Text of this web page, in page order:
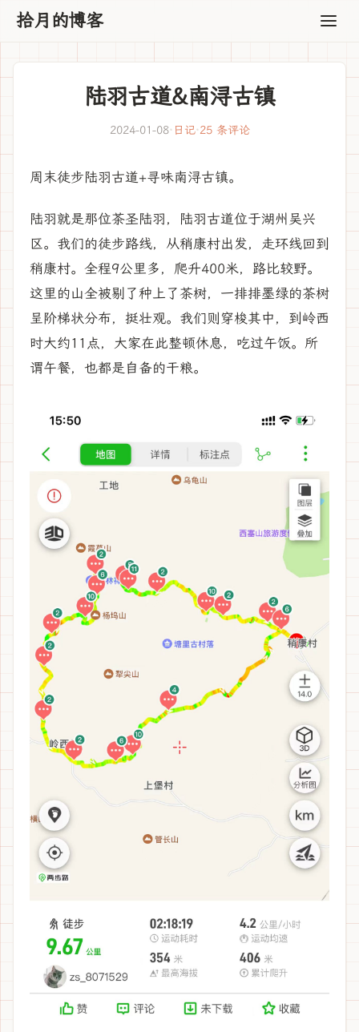
拾月的博客
陆羽古道&南浔古镇
2024-01-08· 日记·25 条评论
周末徒步陆羽古道+寻味南浔古镇。
陆羽就是那位茶圣陆羽，陆羽古道位于湖州吴兴
区。我们的徒步路线，从稍康村出发，走环线回到
稍康村。全程9公里多，爬升400米，路比较野。
这里的山全被剔了种上了茶树，一排排墨绿的茶树
呈阶梯状分布，挺壮观。我们则穿梭其中，到岭西
时大约11点，大家在此整顿休息，吃过午饭。所
谓午餐，也都是自备的干粮。